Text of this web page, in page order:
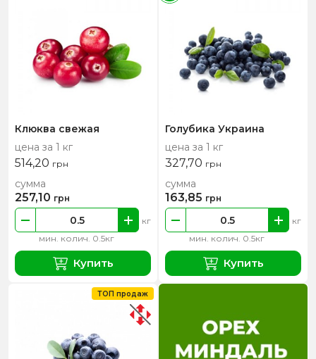
Клюква свежая
цена за 1 кг
514,20 грн
мин. колич. 0.5кг
кг
сумма
257,10 грн
Купить
Голубика Украина
цена за 1 кг
327,70 грн
мин. колич. 0.5кг
кг
сумма
163,85 грн
Купить
ТОП продаж